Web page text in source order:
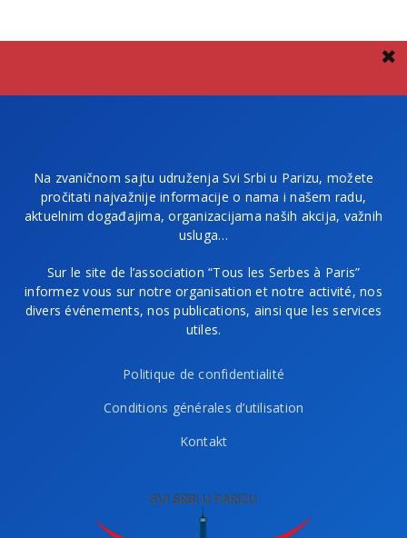
Na zvaničnom sajtu udruženja Svi Srbi u Parizu, možete
pročitati najvažnije informacije o nama i našem radu,
aktuelnim događajima, organizacijama naših akcija, važnih
usluga…
Sur le site de l’association “Tous les Serbes à Paris”
informez vous sur notre organisation et notre activité, nos
divers événements, nos publications, ainsi que les services
utiles.
Politique de confidentialité
Conditions générales d’utilisation
Kontakt